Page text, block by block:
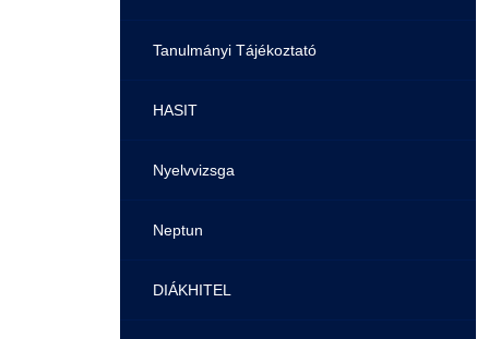
Gyakori Kérdések
Pályaorientációs tanácsadás
MTMI Szakok
Sportolóként egyetemista
Tanulmányi Tájékoztató
HASIT
Nyelvvizsga
Neptun
DIÁKHITEL